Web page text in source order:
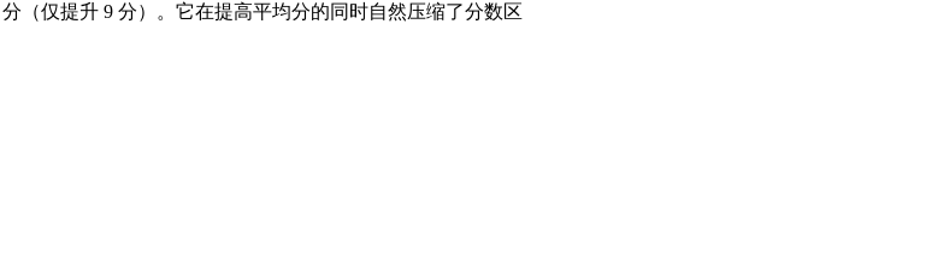
（仅提升 9 分）。它在提高平均分的同时自然压缩了分数区